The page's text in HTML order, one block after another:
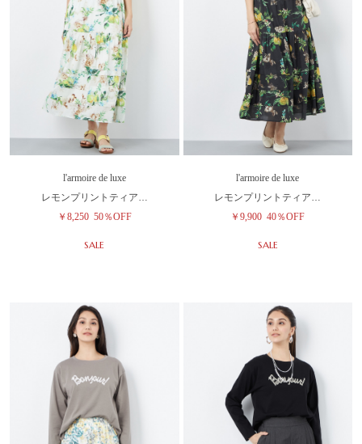
l'armoire de luxe
レモンプリントティア…
￥8,250 50％OFF
SALE
l'armoire de luxe
レモンプリントティア…
￥9,900 40％OFF
SALE